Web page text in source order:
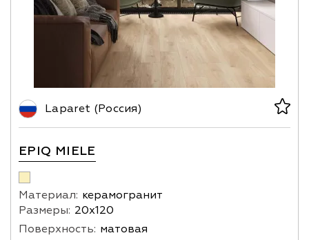
Laparet (Россия)
EPIQ MIELE
Материал: керамогранит
Размеры: 20х120
Поверхность: матовая